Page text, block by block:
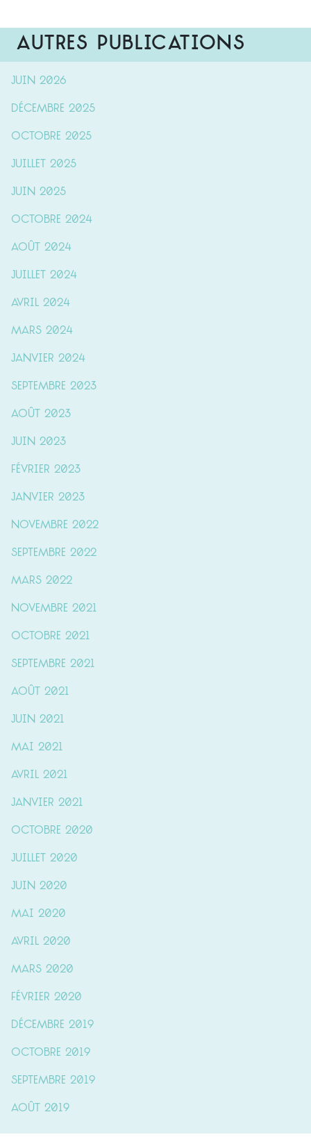
Autres publications
juin 2026
décembre 2025
octobre 2025
juillet 2025
juin 2025
octobre 2024
août 2024
juillet 2024
avril 2024
mars 2024
janvier 2024
septembre 2023
août 2023
juin 2023
février 2023
janvier 2023
novembre 2022
septembre 2022
mars 2022
novembre 2021
octobre 2021
septembre 2021
août 2021
juin 2021
mai 2021
avril 2021
janvier 2021
octobre 2020
juillet 2020
juin 2020
mai 2020
avril 2020
mars 2020
février 2020
décembre 2019
octobre 2019
septembre 2019
août 2019